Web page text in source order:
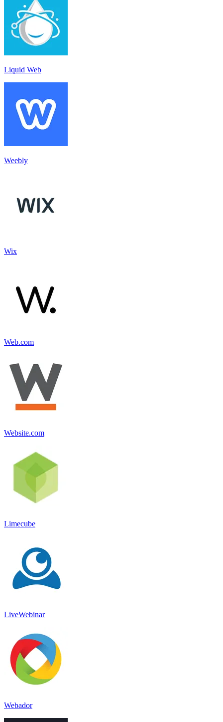
Liquid Web
Weebly
Wix
Web.com
Website.com
Limecube
LiveWebinar
Webador